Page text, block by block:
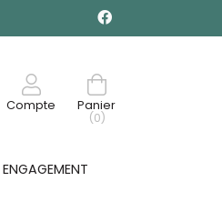
Compte
Panier
(0)